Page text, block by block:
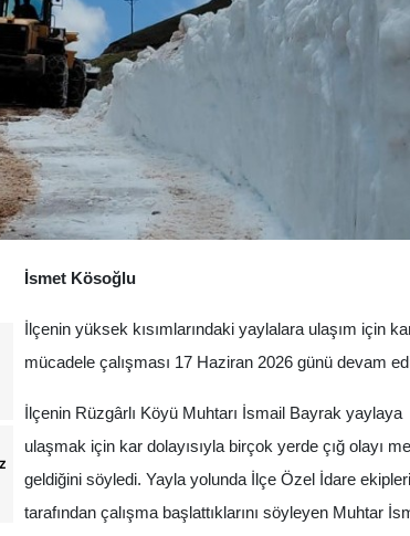
İsmet Kösoğlu
İlçenin yüksek kısımlarındaki yaylalara ulaşım için
mücadele çalışması 17 Haziran 2026 günü devam
İlçenin Rüzgârlı Köyü Muhtarı İsmail Bayrak yaylaya
ulaşmak için kar dolayısıyla birçok yerde çığ olayı
geldiğini söyledi. Yayla yolunda İlçe Özel İdare ekipleri
tarafından çalışma başlattıklarını söyleyen Muhtar